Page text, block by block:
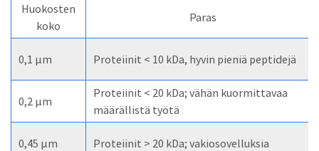
Huokosten
koko
Paras
0,1 µm Proteiinit < 10 kDa, hyvin pieniä peptidejä
0,2 µm
Proteiinit < 20 kDa; vähän kuormittavaa
määrällistä työtä
0,45 µm Proteiinit > 20 kDa; vakiosovelluksia